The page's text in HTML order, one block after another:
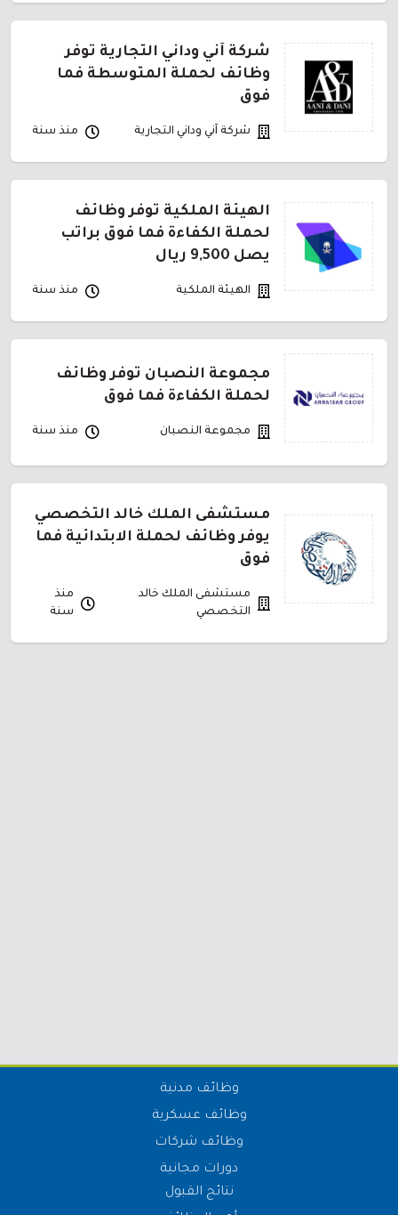
شركة آني وداني التجارية توفر
وظائف لحملة المتوسطة فما
فوق
شركة آني وداني التجارية منذ سنة
الهيئة الملكية توفر وظائف
لحملة الكفاءة فما فوق براتب
يصل 9,500 ريال
الهيئة الملكية منذ سنة
مجموعة النصبان توفر وظائف
لحملة الكفاءة فما فوق
مجموعة النصبان منذ سنة
مستشفى الملك خالد التخصصي
يوفر وظائف لحملة الابتدائية فما
فوق
مستشفى الملك خالد
التخصصي
منذ
سنة
وظائف مدنية
وظائف عسكرية
وظائف شركات
دورات مجانية
نتائج القبول